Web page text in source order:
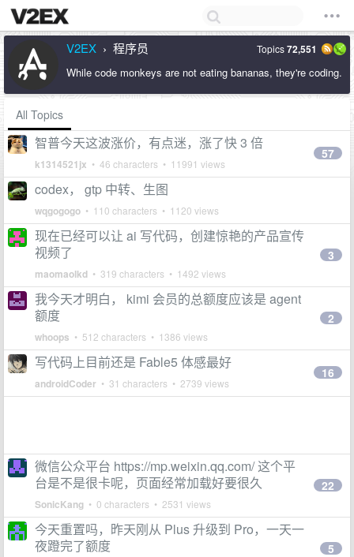
V2EX › 程序员 Topics72,551
While code monkeys are not eating bananas, they're coding.
All Topics
智普今天这波涨价，有点迷，涨了快 3 倍
k1314521jx • 46 characters • 11991 views
57
codex， gtp 中转、生图
wqgogogo • 110 characters • 1120 views
现在已经可以让 ai 写代码，创建惊艳的产品宣传
视频了
maomaolkd • 319 characters • 1492 views
3
我今天才明白， kimi 会员的总额度应该是 agent
额度
whoops • 512 characters • 1386 views
2
写代码上目前还是 Fable5 体感最好
androidCoder • 31 characters • 2739 views
16
微信公众平台 https://mp.weixin.qq.com/ 这个平
台是不是很卡呢，页面经常加载好要很久
SonicKang • 0 characters • 2531 views
22
今天重置吗，昨天刚从 Plus 升级到 Pro，一天一
夜蹬完了额度
5